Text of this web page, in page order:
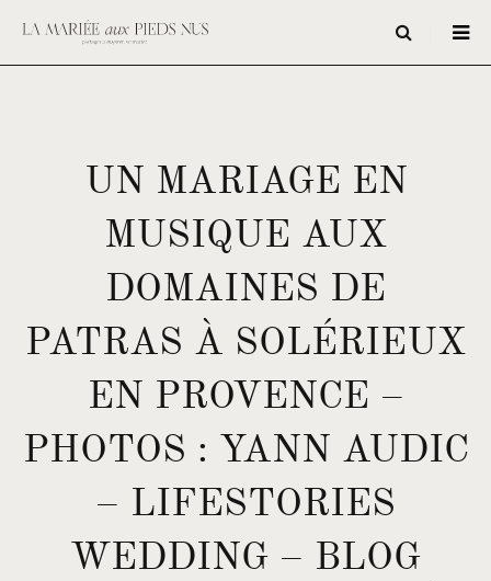
UN MARIAGE EN
MUSIQUE AUX
DOMAINES DE
PATRAS À SOLÉRIEUX
EN PROVENCE –
PHOTOS : YANN AUDIC
– LIFESTORIES
WEDDING – BLOG